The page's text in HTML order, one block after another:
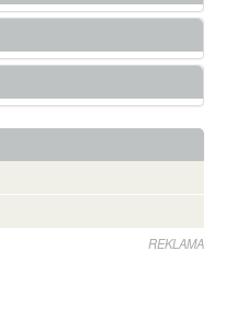
REKLAMA